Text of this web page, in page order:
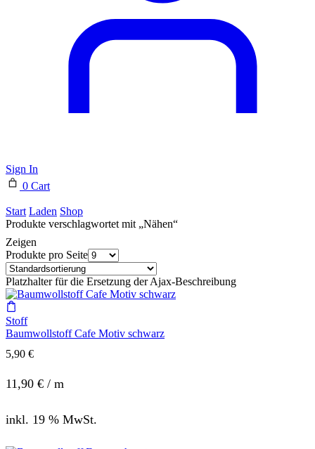
Sign In
0 Cart
Start Laden Shop
Produkte verschlagwortet mit „Nähen“
Zeigen
Produkte pro Seite
Platzhalter für die Ersetzung der Ajax-Beschreibung
Stoff
Baumwollstoff Cafe Motiv schwarz
5,90 €
11,90 € / m
inkl. 19 % MwSt.